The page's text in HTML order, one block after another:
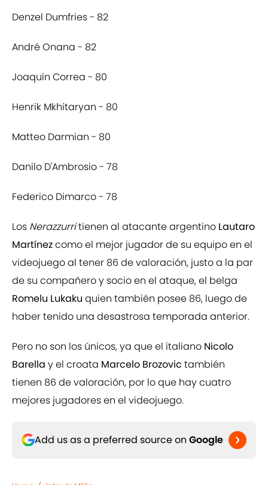
Denzel Dumfries - 82
André Onana - 82
Joaquín Correa - 80
Henrik Mkhitaryan - 80
Matteo Darmian - 80
Danilo D'Ambrosio - 78
Federico Dimarco - 78
Los Nerazzurritienen al atacante argentino Lautaro
Martínezcomo el mejor jugador de su equipo en el
videojuego al tener 86 de valoración, justo a la par
de su compañero y socio en el ataque, el belga
Romelu Lukaku quien también posee 86, luego de
haber tenido una desastrosa temporada anterior.
Pero no son los únicos, ya que el italiano Nicolo
Barella y el croata Marcelo Brozovic también
tienen 86 de valoración, por lo que hay cuatro
mejores jugadores en el videojuego.
Add us as a preferred source on Google